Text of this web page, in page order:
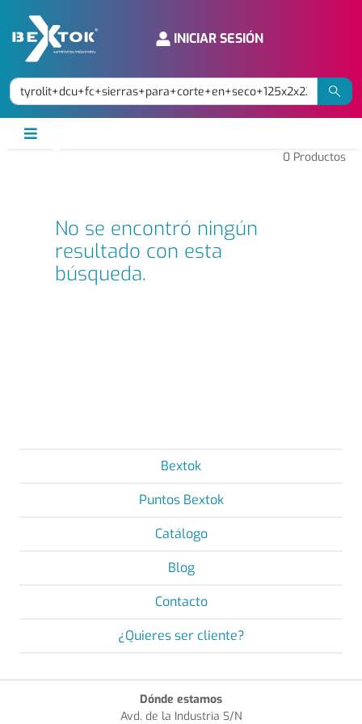
INICIAR SESIÓN
0 Productos
No se encontró ningún
resultado con esta
búsqueda.
Bextok
Puntos Bextok
Catálogo
Blog
Contacto
¿Quieres ser cliente?
Dónde estamos
Avd. de la Industria S/N